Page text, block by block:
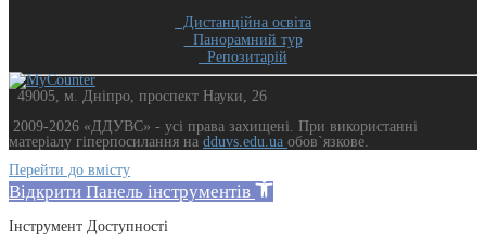
Дистанційна освіта
Панорамний тур
Репозитарій
49005, м. Дніпро, проспект Науки, 26
2009-2026 «ДДУВС» - усi права захищенi. При використанні
матеріалу гіперпосилання на dduvs.edu.ua обов`язкове.
Перейти до вмісту
Відкрити Панель інструментів
Інструмент Доступності